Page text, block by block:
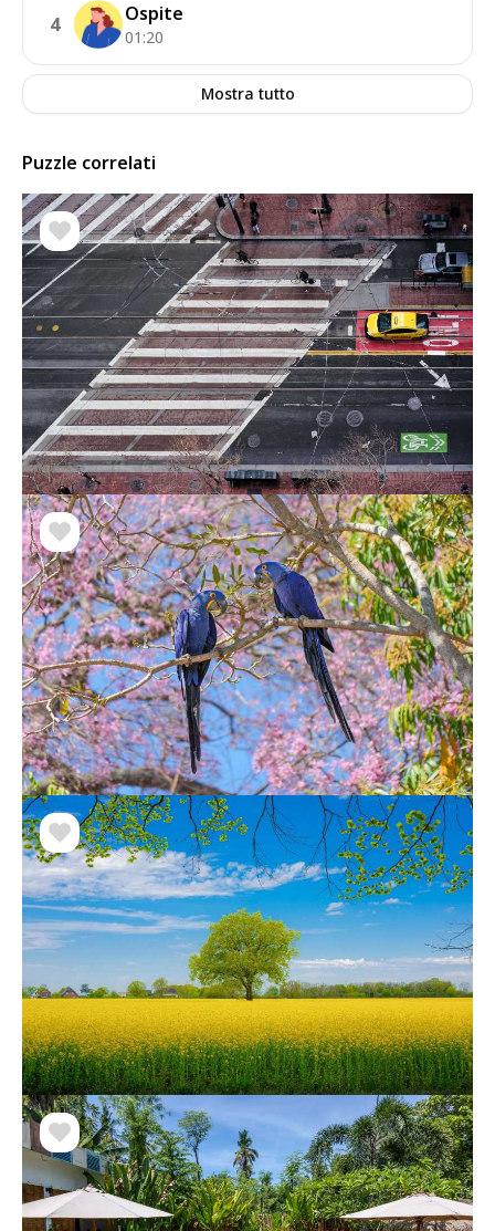
4 Ospite
01:20
Mostra tutto
Puzzle correlati